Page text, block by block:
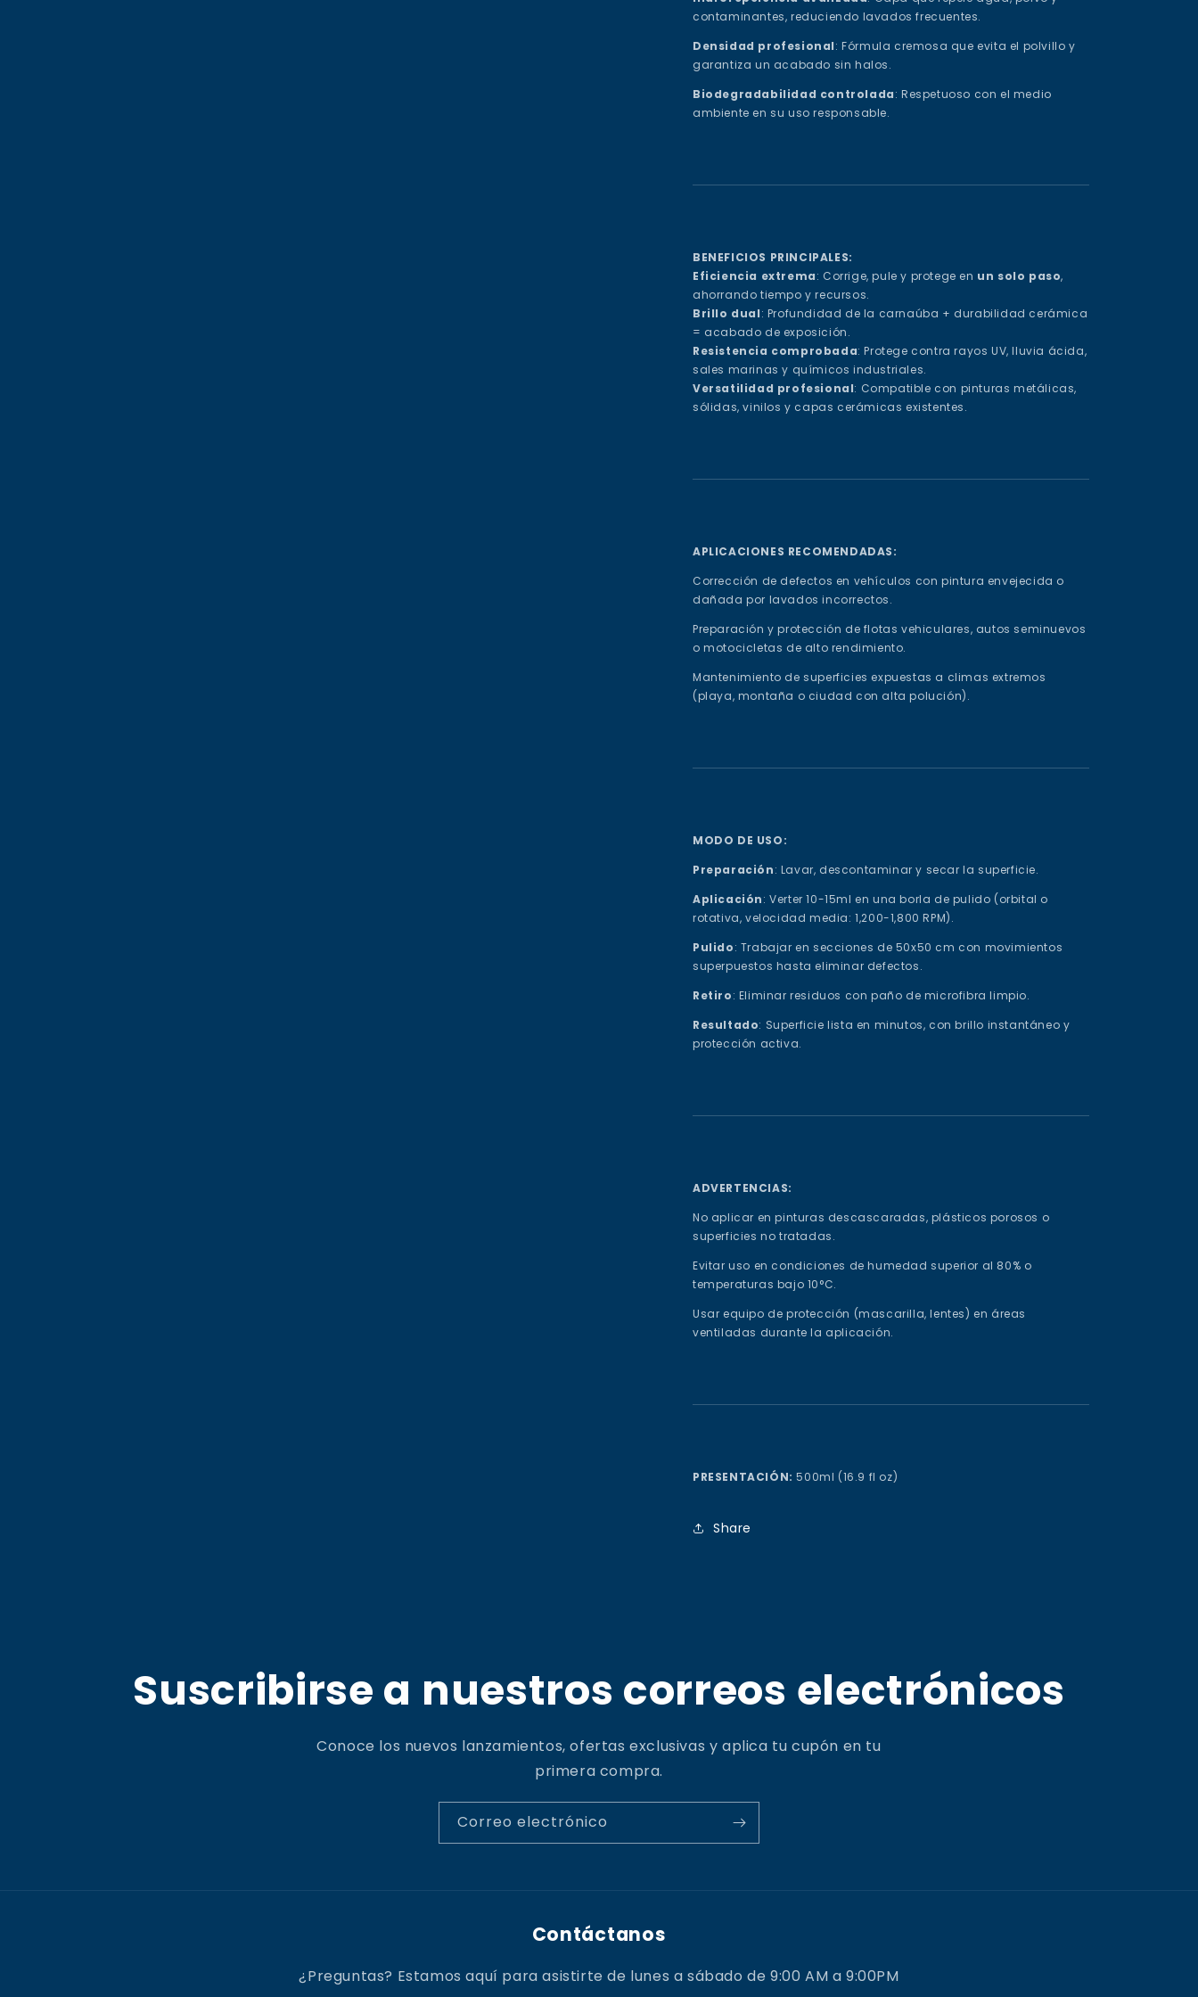
contaminantes, reduciendo lavados frecuentes.
Densidad profesional: Fórmula cremosa que evita el polvillo y
garantiza un acabado sin halos.
Biodegradabilidad controlada: Respetuoso con el medio
ambiente en su uso responsable.
BENEFICIOS PRINCIPALES:
Eficiencia extrema: Corrige, pule y protege en un solo paso,
ahorrando tiempo y recursos.
Brillo dual: Profundidad de la carnaúba + durabilidad cerámica
= acabado de exposición.
Resistencia comprobada: Protege contra rayos UV, lluvia ácida,
sales marinas y químicos industriales.
Versatilidad profesional: Compatible con pinturas metálicas,
sólidas, vinilos y capas cerámicas existentes.
APLICACIONES RECOMENDADAS:
Corrección de defectos en vehículos con pintura envejecida o
dañada por lavados incorrectos.
Preparación y protección de flotas vehiculares, autos seminuevos
o motocicletas de alto rendimiento.
Mantenimiento de superficies expuestas a climas extremos
(playa, montaña o ciudad con alta polución).
MODO DE USO:
Preparación: Lavar, descontaminar y secar la superficie.
Aplicación: Verter 10-15ml en una borla de pulido (orbital o
rotativa, velocidad media: 1,200-1,800 RPM).
Pulido: Trabajar en secciones de 50x50 cm con movimientos
superpuestos hasta eliminar defectos.
Retiro: Eliminar residuos con paño de microfibra limpio.
Resultado: Superficie lista en minutos, con brillo instantáneo y
protección activa.
ADVERTENCIAS:
No aplicar en pinturas descascaradas, plásticos porosos o
superficies no tratadas.
Evitar uso en condiciones de humedad superior al 80% o
temperaturas bajo 10°C.
Usar equipo de protección (mascarilla, lentes) en áreas
ventiladas durante la aplicación.
PRESENTACIÓN: 500ml (16.9 fl oz)
Share
Suscribirse a nuestros correos electrónicos
Conoce los nuevos lanzamientos, ofertas exclusivas y aplica tu cupón en tu
primera compra.
Correo electrónico
Contáctanos
¿Preguntas? Estamos aquí para asistirte de lunes a sábado de 9:00 AM a 9:00PM